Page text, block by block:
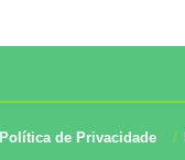
Política de Privacidade